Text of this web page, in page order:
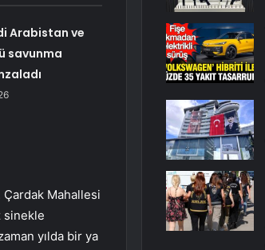
Arabistan ve
savunma
Çardak Mahallesi
sinekle
yılda bir ya